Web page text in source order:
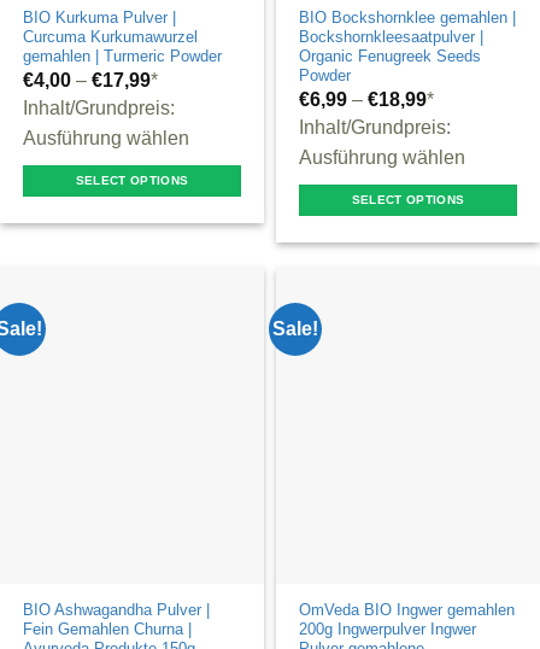
page
BIO Kurkuma Pulver |
Curcuma Kurkumawurzel
gemahlen | Turmeric Powder
€4,00 –€17,99*
Inhalt/Grundpreis:
Ausführung wählen
SELECT OPTIONS
multiple
variants.
The
page
BIO Bockshornklee gemahlen |
Bockshornkleesaatpulver |
Organic Fenugreek Seeds
Powder
€6,99 –€18,99*
Inhalt/Grundpreis:
Ausführung wählen
SELECT OPTIONS
multiple
variants.
page
BIO Ashwagandha Pulver |
Fein Gemahlen Churna |
Sale!
OmVeda BIO Ingwer gemahlen
200g Ingwerpulver Ingwer